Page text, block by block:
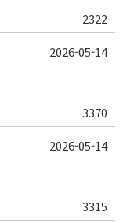
2322
3370
2026-05-14
3315
2026-05-14